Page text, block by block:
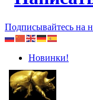
Подписывайтесь на
Новинки!